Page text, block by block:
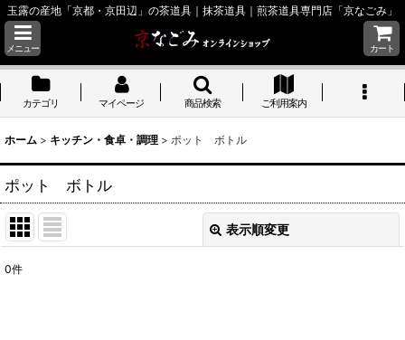
玉露の産地「京都・京田辺」の茶道具｜抹茶道具｜煎茶道具専門店「京なごみ」
メニュー カート
カテゴリ マイページ 商品検索 ご利用案内
ホーム > キッチン・食卓・調理 > ポット ボトル
ポット ボトル
表示順変更
0件